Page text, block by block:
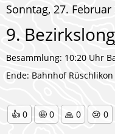
Verein
Feedback geben
Sonntag, 27. Februar
9.
Besammlung: 10:20 Uhr
Ende: Bahnhof Rüschlikon
👍 0 🤩 0 🙏 0 😢 0